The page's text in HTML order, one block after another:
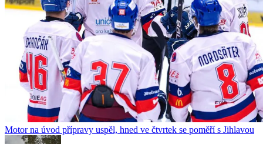
Motor na úvod přípravy uspěl, hned ve čtvrtek se poměří s Jihlavou